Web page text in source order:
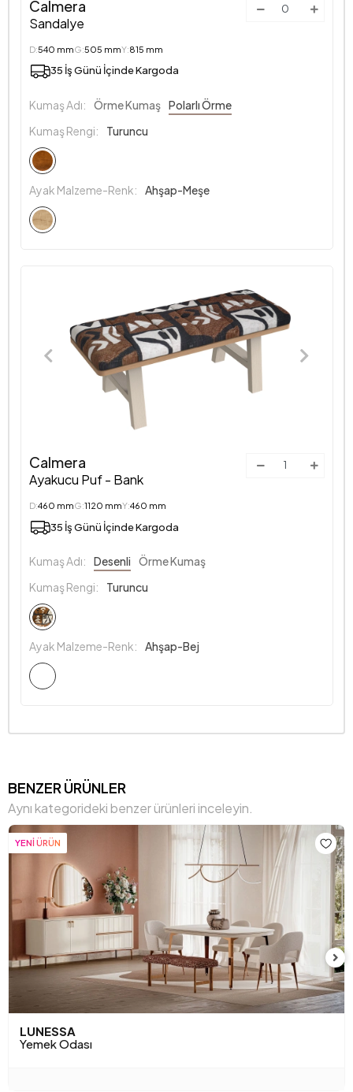
Calmera
Sandalye
D:540 mmG:505 mmY:815 mm
35 İş Günü İçinde Kargoda
Kumaş Adı: Örme Kumaş Polarlı Örme
Kumaş Rengi:
Turuncu
Ayak Malzeme-Renk: Ahşap-Meşe
Calmera
Ayakucu Puf - Bank
D:460 mmG:1120 mmY:460 mm
35 İş Günü İçinde Kargoda
Kumaş Adı: Desenli
Örme Kumaş
Kumaş Rengi:
Turuncu
Ayak Malzeme-Renk: Ahşap-Bej
BENZER ÜRÜNLER
Aynı kategorideki benzer ürünleri inceleyin.
YENİ ÜRÜN
LUNESSA
Yemek Odası